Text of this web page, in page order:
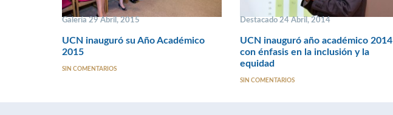
Galería 29 Abril, 2015
UCN inauguró su Año Académico
2015
SIN COMENTARIOS
Destacado 24 Abril, 2014
UCN inauguró año académico 2014
con énfasis en la inclusión y la
equidad
SIN COMENTARIOS